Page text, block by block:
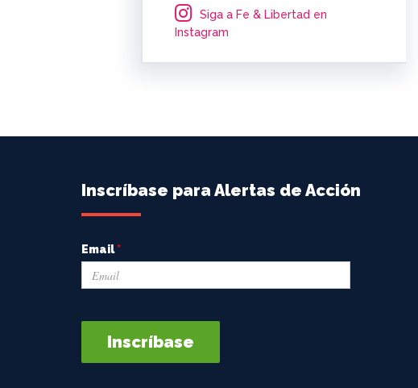
Siga a Fe & Libertad en
Instagram
Inscríbase para Alertas de Acción
Email*